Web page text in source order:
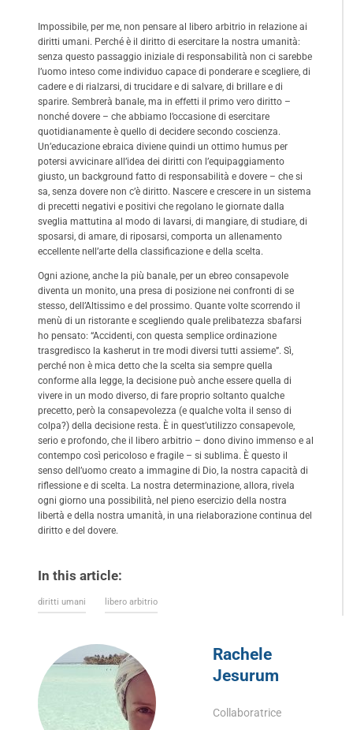
Impossibile, per me, non pensare al libero arbitrio in relazione ai
diritti umani. Perché è il diritto di esercitare la nostra umanità:
senza questo passaggio iniziale di responsabilità non ci sarebbe
l’uomo inteso come individuo capace di ponderare e scegliere, di
cadere e di rialzarsi, di trucidare e di salvare, di brillare e di
sparire. Sembrerà banale, ma in effetti il primo vero diritto –
nonché dovere – che abbiamo l’occasione di esercitare
quotidianamente è quello di decidere secondo coscienza.
Un’educazione ebraica diviene quindi un ottimo humus per
potersi avvicinare all’idea dei diritti con l’equipaggiamento
giusto, un background fatto di responsabilità e dovere – che si
sa, senza dovere non c’è diritto. Nascere e crescere in un sistema
di precetti negativi e positivi che regolano le giornate dalla
sveglia mattutina al modo di lavarsi, di mangiare, di studiare, di
sposarsi, di amare, di riposarsi, comporta un allenamento
eccellente nell’arte della classificazione e della scelta.
Ogni azione, anche la più banale, per un ebreo consapevole
diventa un monito, una presa di posizione nei confronti di se
stesso, dell’Altissimo e del prossimo. Quante volte scorrendo il
menù di un ristorante e scegliendo quale prelibatezza sbafarsi
ho pensato: “Accidenti, con questa semplice ordinazione
trasgredisco la kasherut in tre modi diversi tutti assieme”. Sì,
perché non è mica detto che la scelta sia sempre quella
conforme alla legge, la decisione può anche essere quella di
vivere in un modo diverso, di fare proprio soltanto qualche
precetto, però la consapevolezza (e qualche volta il senso di
colpa?) della decisione resta. È in quest’utilizzo consapevole,
serio e profondo, che il libero arbitrio – dono divino immenso e al
contempo così pericoloso e fragile – si sublima. È questo il
senso dell’uomo creato a immagine di Dio, la nostra capacità di
riflessione e di scelta. La nostra determinazione, allora, rivela
ogni giorno una possibilità, nel pieno esercizio della nostra
libertà e della nostra umanità, in una rielaborazione continua del
diritto e del dovere.
In this article:
diritti umani libero arbitrio
Rachele
Jesurum
Collaboratrice